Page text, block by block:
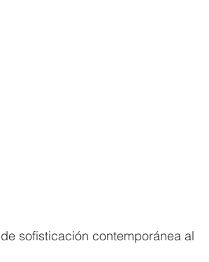
sofisticación contemporánea al